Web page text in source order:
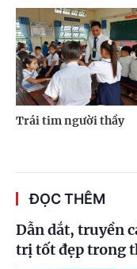
Trái tim người thầy
ĐỌC THÊM
Dẫn dắt, truyền
trị tốt đẹp trong